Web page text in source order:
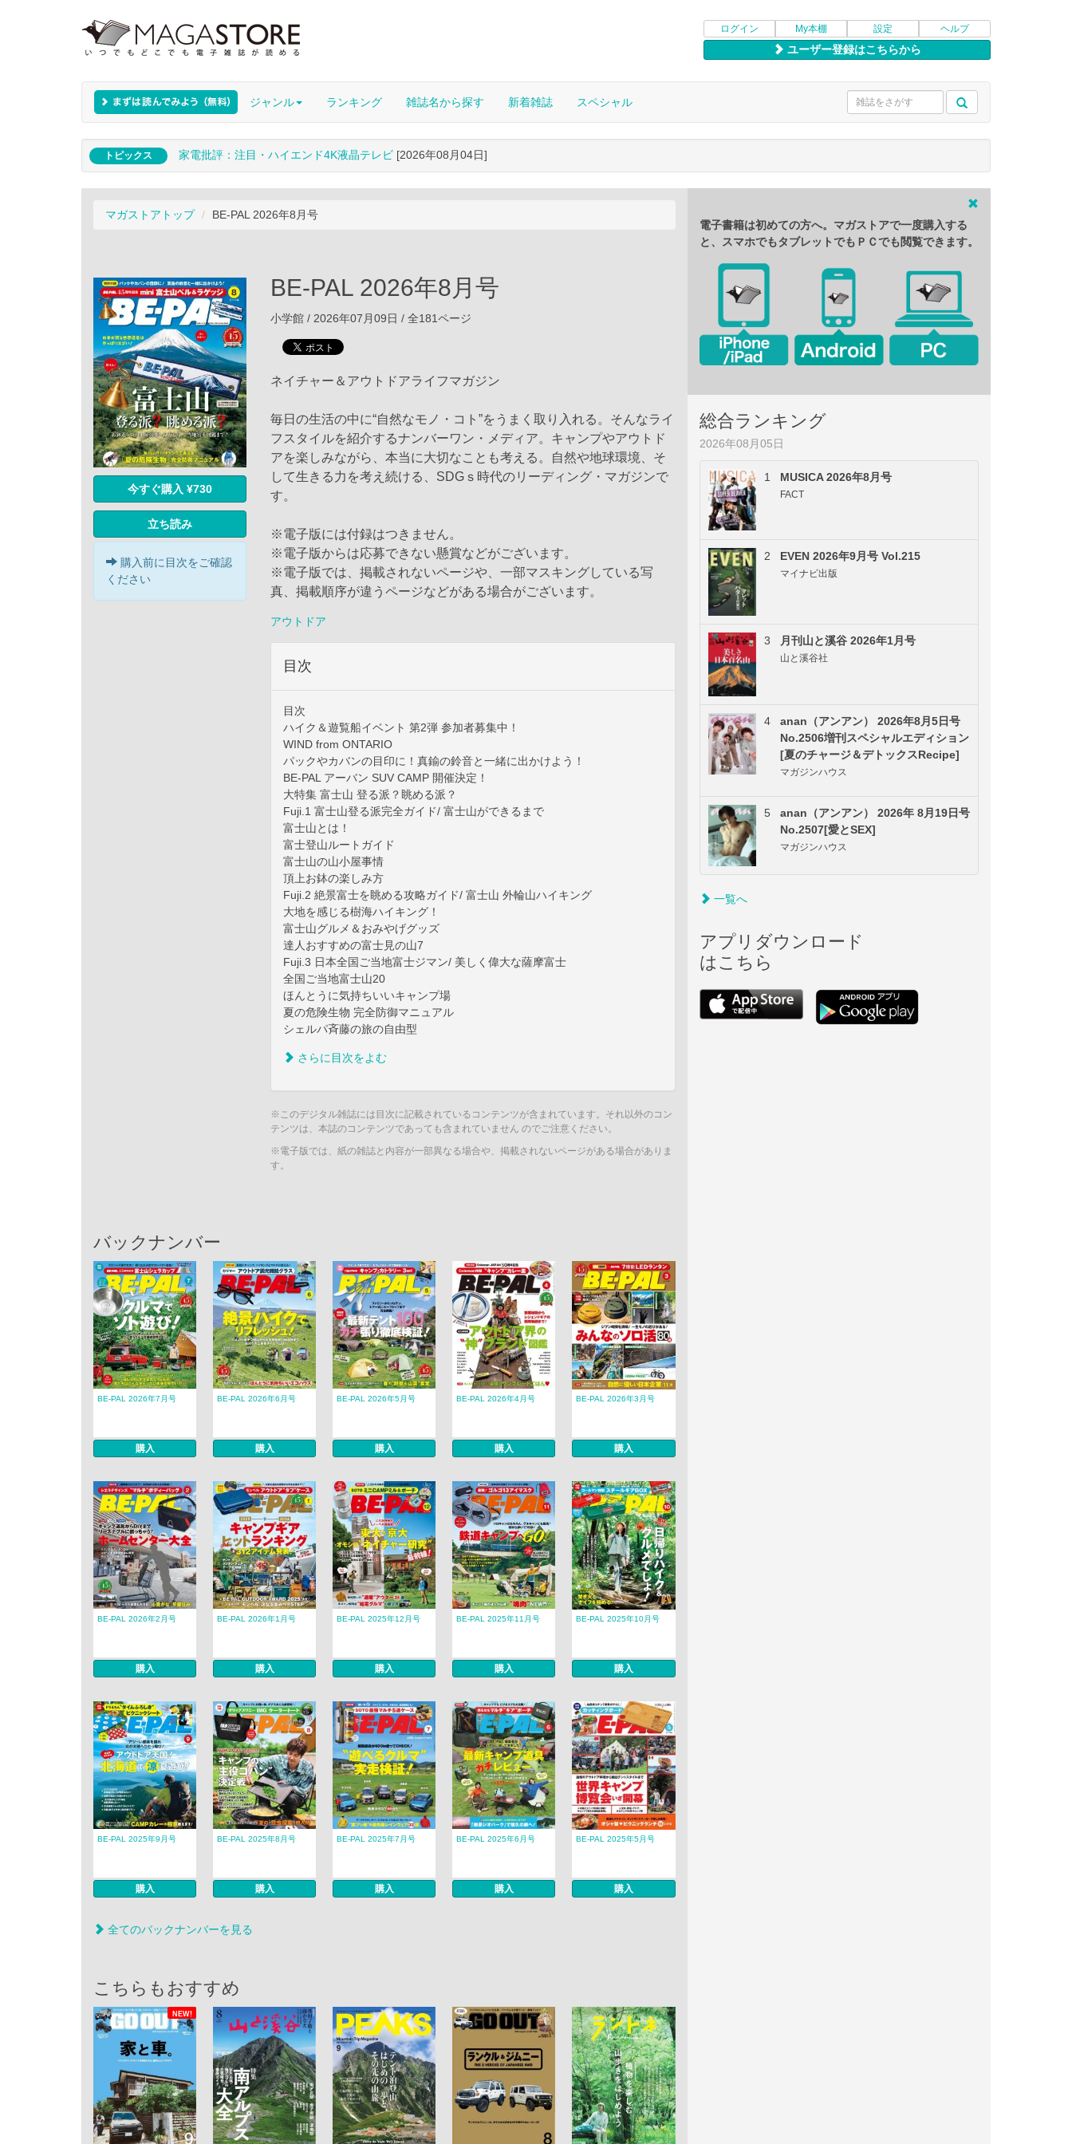
ログイン My本棚 設定 ヘルプ
ユーザー登録はこちらから
ジャンル ランキング 雑誌名から探す 新着雑誌 スペシャル
トピックス 家電批評：注目・ハイエンド4K液晶テレビ [2026年08月04日]
マガストアトップ BE-PAL 2026年8月号
今すぐ購入 ¥730
立ち読み
購入前に目次をご確認
ください
BE-PAL 2026年8月号
小学館 / 2026年07月09日 / 全181ページ
ネイチャー＆アウトドアライフマガジン
毎日の生活の中に“自然なモノ・コト”をうまく取り入れる。そんなライ
フスタイルを紹介するナンバーワン・メディア。キャンプやアウトド
アを楽しみながら、本当に大切なことも考える。自然や地球環境、そ
して生きる力を考え続ける、SDGｓ時代のリーディング・マガジンで
す。
※電子版には付録はつきません。
※電子版からは応募できない懸賞などがございます。
※電子版では、掲載されないページや、一部マスキングしている写
真、掲載順序が違うページなどがある場合がございます。
アウトドア
目次
目次
ハイク＆遊覧船イベント 第2弾 参加者募集中！
WIND from ONTARIO
パックやカバンの目印に！真鍮の鈴音と一緒に出かけよう！
BE-PAL アーバン SUV CAMP 開催決定！
大特集 富士山 登る派？眺める派？
Fuji.1 富士山登る派完全ガイド/ 富士山ができるまで
富士山とは！
富士登山ルートガイド
富士山の山小屋事情
頂上お鉢の楽しみ方
Fuji.2 絶景富士を眺める攻略ガイド/ 富士山 外輪山ハイキング
大地を感じる樹海ハイキング！
富士山グルメ＆おみやげグッズ
達人おすすめの富士見の山7
Fuji.3 日本全国ご当地富士ジマン/ 美しく偉大な薩摩富士
全国ご当地富士山20
ほんとうに気持ちいいキャンプ場
夏の危険生物 完全防御マニュアル
シェルパ斉藤の旅の自由型
さらに目次をよむ
※このデジタル雑誌には目次に記載されているコンテンツが含まれています。それ以外のコン
テンツは、本誌のコンテンツであっても含まれていません のでご注意ください。
※電子版では、紙の雑誌と内容が一部異なる場合や、掲載されないページがある場合がありま
す。
バックナンバー
BE-PAL 2026年7月号
購入
BE-PAL 2026年6月号
購入
BE-PAL 2026年5月号
購入
BE-PAL 2026年4月号
購入
BE-PAL 2026年3月号
購入
BE-PAL 2026年2月号
購入
BE-PAL 2026年1月号
購入
BE-PAL 2025年12月号
購入
BE-PAL 2025年11月号
購入
BE-PAL 2025年10月号
購入
BE-PAL 2025年9月号
購入
BE-PAL 2025年8月号
購入
BE-PAL 2025年7月号
購入
BE-PAL 2025年6月号
購入
BE-PAL 2025年5月号
購入
全てのバックナンバーを見る
こちらもおすすめ
NEW!
電子書籍は初めての方へ。マガストアで一度購入する
と、スマホでもタブレットでもＰＣでも閲覧できます。
総合ランキング
2026年08月05日
1 MUSICA 2026年8月号
FACT
2 EVEN 2026年9月号 Vol.215
マイナビ出版
3 月刊山と溪谷 2026年1月号
山と溪谷社
4
anan（アンアン） 2026年8月5日号
No.2506増刊スペシャルエディション
[夏のチャージ＆デトックスRecipe]
マガジンハウス
5
anan（アンアン） 2026年 8月19日号
No.2507[愛とSEX]
マガジンハウス
一覧へ
アプリダウンロード
はこちら